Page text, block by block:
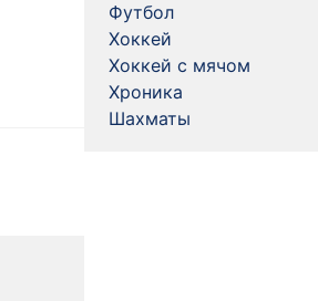
Футбол
Хоккей
Хоккей с мячом
Хроника
Шахматы